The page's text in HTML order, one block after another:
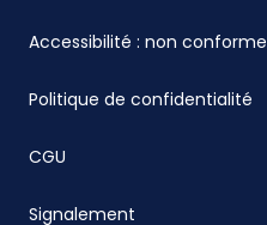
Accessibilité : non conforme
Politique de confidentialité
CGU
Signalement